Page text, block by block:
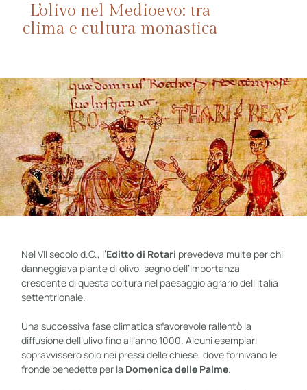
L’olivo nel Medioevo: tra
clima e cultura monastica
Nel VII secolo d.C., l’Editto di Rotari prevedeva multe per chi
danneggiava piante di olivo, segno dell’importanza
crescente di questa coltura nel paesaggio agrario dell’Italia
settentrionale.
Una successiva fase climatica sfavorevole rallentò la
diffusione dell’ulivo fino all’anno 1000. Alcuni esemplari
sopravvissero solo nei pressi delle chiese, dove fornivano le
fronde benedette per la Domenica delle Palme.